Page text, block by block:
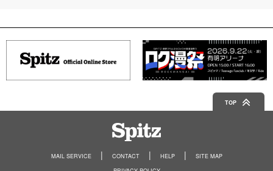
TOP
MAIL SERVICE CONTACT HELP
SITE MAP